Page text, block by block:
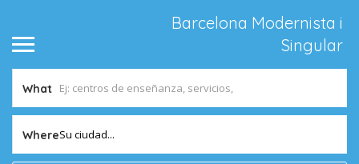
Barcelona Modernista i
Singular
What
WhereSu ciudad...